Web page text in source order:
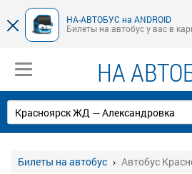
НА-АВТОБУС на ANDROID
Билеты на автобус у вас в
НА
Билеты на автобус Автобус